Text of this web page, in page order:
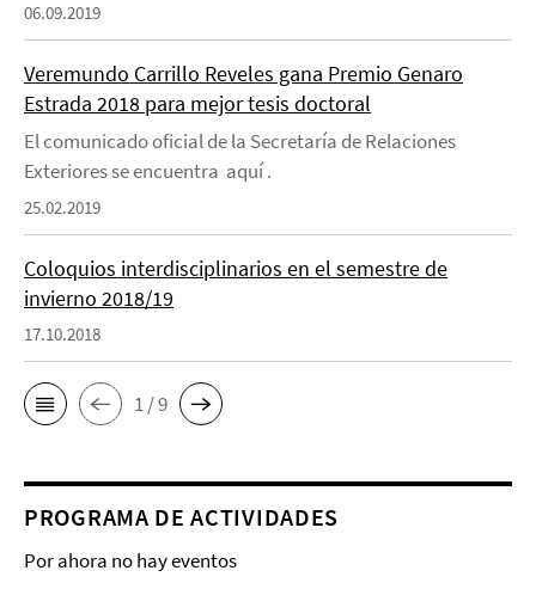
06.09.2019
Veremundo Carrillo Reveles gana Premio Genaro
Estrada 2018 para mejor tesis doctoral
El comunicado oficial de la Secretaría de Relaciones
Exteriores se encuentra aquí .
25.02.2019
Coloquios interdisciplinarios en el semestre de
invierno 2018/19
17.10.2018
1 / 9
PROGRAMA DE ACTIVIDADES
Por ahora no hay eventos